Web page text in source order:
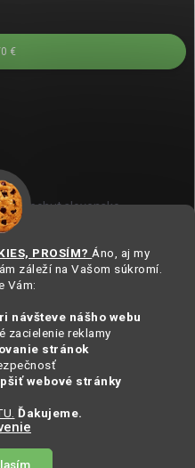
PROSÍM? Áno, aj my
záleží na Vašom súkromí.
Vám:
návšteve nášho webu
zacielenie reklamy
stránok
webové stránky
Ďakujeme.
0 €
. Všechna práva vyhrazena.
. Všetky práva vyhradené.